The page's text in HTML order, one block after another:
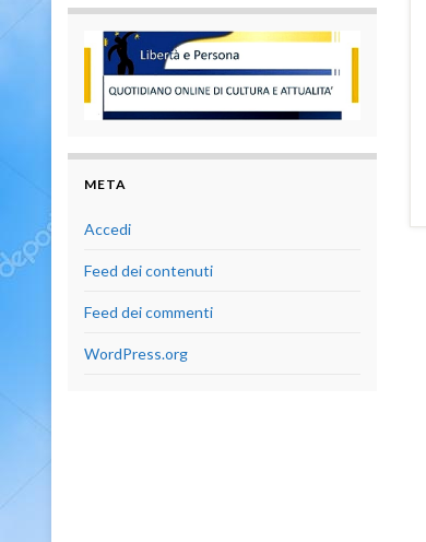
META
Accedi
Feed dei contenuti
Feed dei commenti
WordPress.org